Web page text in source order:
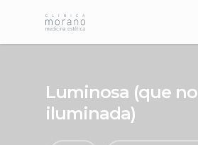
Tratamientos >
Contacto
Luminosa (que no
iluminada)